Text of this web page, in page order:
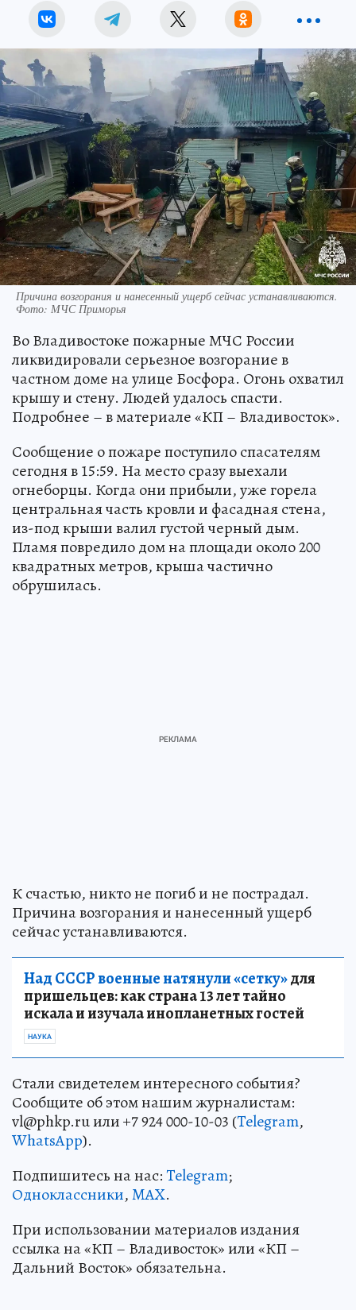
Причина возгорания и нанесенный ущерб сейчас устанавливаются.
Фото: МЧС Приморья
Во Владивостоке пожарные МЧС России
ликвидировали серьезное возгорание в
частном доме на улице Босфора. Огонь охватил
крышу и стену. Людей удалось спасти.
Подробнее – в материале «КП – Владивосток».
Сообщение о пожаре поступило спасателям
сегодня в 15:59. На место сразу выехали
огнеборцы. Когда они прибыли, уже горела
центральная часть кровли и фасадная стена,
из-под крыши валил густой черный дым.
Пламя повредило дом на площади около 200
квадратных метров, крыша частично
обрушилась.
К счастью, никто не погиб и не пострадал.
Причина возгорания и нанесенный ущерб
сейчас устанавливаются.
Над СССР военные натянули «сетку»для
пришельцев: как страна 13 лет тайно
искала и изучала инопланетных гостей
НАУКА
Стали свидетелем интересного события?
Сообщите об этом нашим журналистам:
vl@phkp.ru или +7 924 000-10-03 (Telegram,
WhatsApp).
Подпишитесь на нас:Telegram;
Одноклассники,MAX.
При использовании материалов издания
ссылка на «КП – Владивосток» или «КП –
Дальний Восток» обязательна.